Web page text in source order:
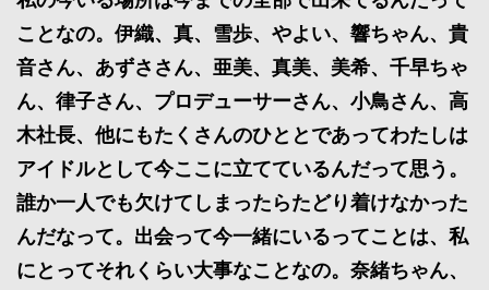
ことなの。伊織、真、雪歩、やよい、響ちゃん、貴
音さん、あずささん、亜美、真美、美希、千早ちゃ
ん、律子さん、プロデューサーさん、小鳥さん、高
木社長、他にもたくさんのひととであってわたしは
アイドルとして今ここに立てているんだって思う。
誰か一人でも欠けてしまったらたどり着けなかった
んだなって。出会って今一緒にいるってことは、私
にとってそれくらい大事なことなの。奈緒ちゃん、